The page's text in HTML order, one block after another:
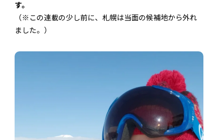
す。
（※この連載の少し前に、札幌は当面の候補地から外れ
ました。）